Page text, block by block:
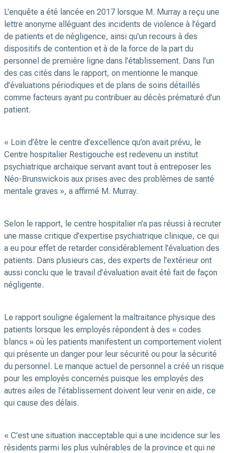
L’enquête a été lancée en 2017 lorsque M. Murray a reçu une
lettre anonyme alléguant des incidents de violence à l’égard
de patients et de négligence, ainsi qu’un recours à des
dispositifs de contention et à de la force de la part du
personnel de première ligne dans l’établissement. Dans l’un
des cas cités dans le rapport, on mentionne le manque
d’évaluations périodiques et de plans de soins détaillés
comme facteurs ayant pu contribuer au décès prématuré d’un
patient.
« Loin d’être le centre d’excellence qu’on avait prévu, le
Centre hospitalier Restigouche est redevenu un institut
psychiatrique archaïque servant avant tout à entreposer les
Néo-Brunswickois aux prises avec des problèmes de santé
mentale graves », a affirmé M. Murray.
Selon le rapport, le centre hospitalier n’a pas réussi à recruter
une masse critique d’expertise psychiatrique clinique, ce qui
a eu pour effet de retarder considérablement l’évaluation des
patients. Dans plusieurs cas, des experts de l’extérieur ont
aussi conclu que le travail d’évaluation avait été fait de façon
négligente.
Le rapport souligne également la maltraitance physique des
patients lorsque les employés répondent à des « codes
blancs » où les patients manifestent un comportement violent
qui présente un danger pour leur sécurité ou pour la sécurité
du personnel. Le manque actuel de personnel a créé un risque
pour les employés concernés puisque les employés des
autres ailes de l’établissement doivent leur venir en aide, ce
qui cause des délais.
« C’est une situation inacceptable qui a une incidence sur les
résidents parmi les plus vulnérables de la province et qui ne